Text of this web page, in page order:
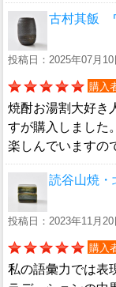
古村其飯
投稿日：2025年07月10
購入
焼酎お湯割大好き
すが購入しました
楽しんでいますの
読谷山焼
投稿日：2023年11月20
購入
私の語彙力では表